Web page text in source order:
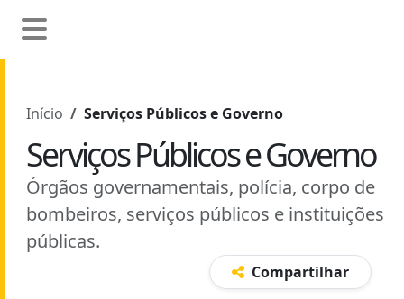
Início Serviços Públicos e Governo
Serviços Públicos e Governo
Órgãos governamentais, polícia, corpo de
bombeiros, serviços públicos e instituições
públicas.
Compartilhar